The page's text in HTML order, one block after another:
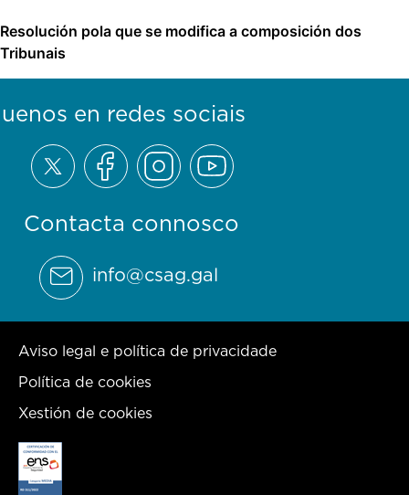
Resolución pola que se modifica a composición dos
Tribunais
Contacta connosco
info@csag.gal
en redes sociais
Aviso legal e política de privacidade
Política de cookies
Xestión de cookies